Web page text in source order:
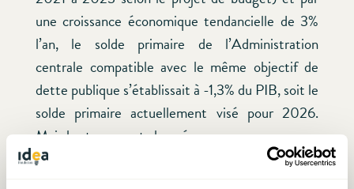
une croissance économique tendancielle de 3%
l’an, le solde primaire de l’Administration
centrale compatible avec le même objectif de
dette publique s’établissait à -1,3% du PIB, soit le
solde primaire actuellement visé pour 2026.
Mais les temps ont changé…